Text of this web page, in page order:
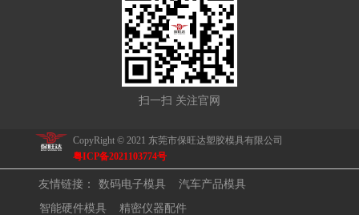
扫一扫 关注官网
CopyRight © 2021 东莞市保旺达塑胶模具有限公司
粤ICP备2021103774号
友情链接： 数码电子模具
汽车产品模具
智能硬件模具
精密仪器配件